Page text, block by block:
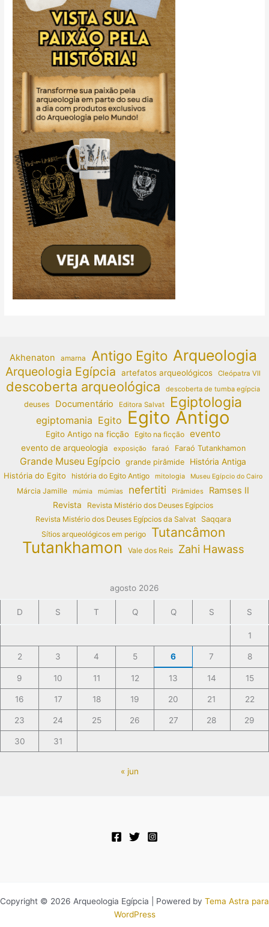
Akhenaton amarna Antigo Egito Arqueologia
Arqueologia Egípcia artefatos arqueológicos Cleópatra VII
descoberta arqueológica descoberta de tumba egípcia
deuses Documentário Editora Salvat Egiptologia
egiptomania Egito Egito Antigo
Egito Antigo na ficção Egito na ficção evento
evento de arqueologia exposição faraó Faraó Tutankhamon
Grande Museu Egípcio grande pirâmide
História Antiga
História do Egito
história do Egito Antigo mitologia Museu Egípcio do Cairo
Márcia Jamille múmia múmias nefertiti Pirâmides Ramses II
Revista
Revista Mistério dos Deuses Egípcios
Revista Mistério dos Deuses Egípcios da Salvat
Saqqara
Sítios arqueológicos em perigo
Tutancâmon
Tutankhamon Vale dos Reis Zahi Hawass
agosto 2026
D S T Q Q S S
1
2 3 4 5 6 7 8
9 10 11 12 13 14 15
16 17 18 19 20 21 22
23 24 25 26 27 28 29
30 31
« jun
Copyright © 2026 Arqueologia Egípcia | Powered by Tema Astra para
WordPress